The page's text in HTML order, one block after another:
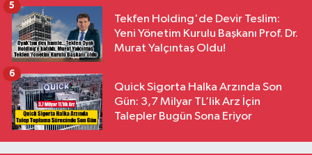
Tekfen Holding'de Devir Teslim:
Yeni Yönetim Kurulu Başkanı Prof. Dr.
Murat Yalçıntaş Oldu!
5
Quick Sigorta Halka Arzında Son
Gün: 3,7 Milyar TL’lik Arz İçin
Talepler Bugün Sona Eriyor
6